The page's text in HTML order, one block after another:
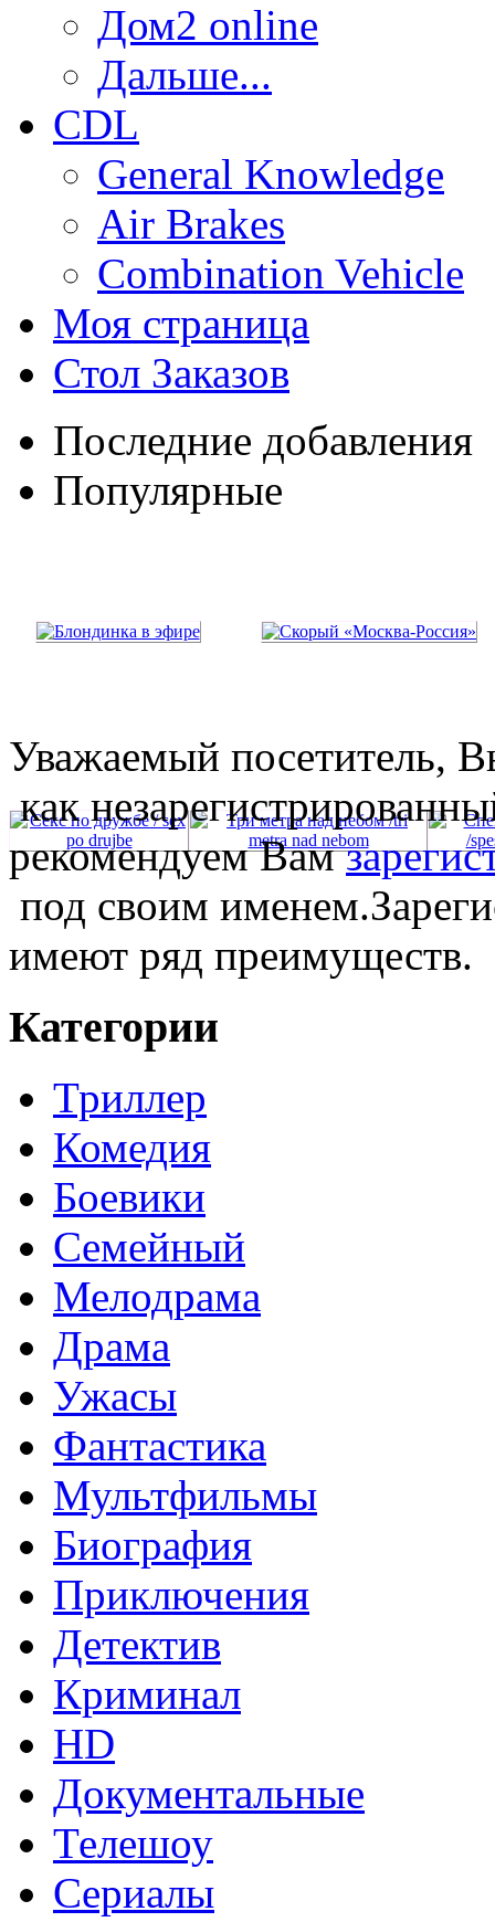
Дом2 online
Дальше...
CDL
General Knowledge
Air Brakes
Combination Vehicle
Моя страница
Стол Заказов
Последние добавления
Популярные
Уважаемый посетитель,
как
рекомендуем Вам
под своим
имеют ряд преимуществ.
Категории
Триллер
Комедия
Боевики
Семейный
Мелодрама
Драма
Ужасы
Фантастика
Мультфильмы
Биография
Приключения
Детектив
Криминал
HD
Документальные
Телешоу
Сериалы